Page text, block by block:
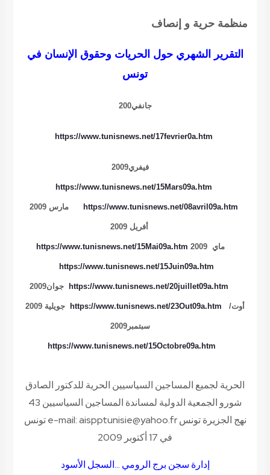
منظمة حرية و إنصاف
التقرير الشهري حول الحريات وحقوق الإنسان في
تونس
جانفي200
https://www.tunisnews.net/17fevrier0a.htm
فيفري2009
https://www.tunisnews.net/15Mars09a.htm
مارس 2009 https://www.tunisnews.net/08avril09a.htm
أفريل 2009
https://www.tunisnews.net/15Mai09a.htm ماي 2009
https://www.tunisnews.net/15Juin09a.htm
جوان2009 https://www.tunisnews.net/20juillet09a.htm
جويلية 2009 https://www.tunisnews.net/23Out09a.htm أوت/
سبتمبر2009
https://www.tunisnews.net/15Octobre09a.htm
الحرية لجميع المساجين السياسيين الحرية للدكتور الصادق
شورو الجمعية الدولية لمساندة المساجين السياسيين 43
نهج الجزيرة تونس e-mail: aispptunisie@yahoo.fr تونس
في 17 أكتوبر 2009
إدارة سجن برج الرومي …السجل الأسود